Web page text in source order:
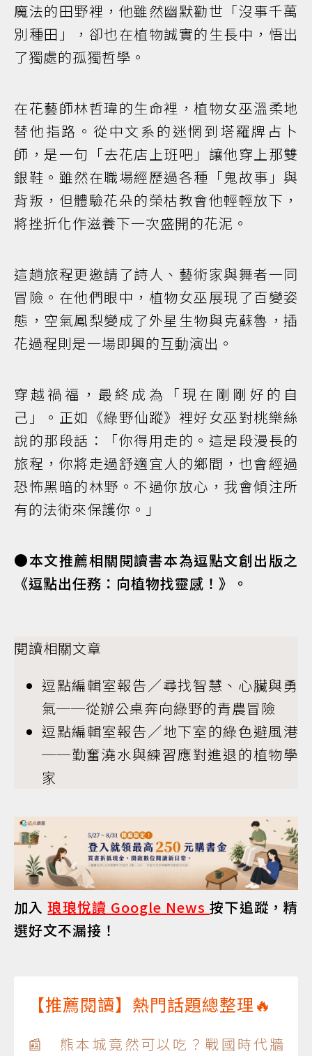
魔法的田野裡，他雖然幽默勸世「沒事千萬
別種田」，卻也在植物誠實的生長中，悟出
了獨處的孤獨哲學。
在花藝師林哲瑋的生命裡，植物女巫溫柔地
替他指路。從中文系的迷惘到塔羅牌占卜
師，是一句「去花店上班吧」讓他穿上那雙
銀鞋。雖然在職場經歷過各種「鬼故事」與
背叛，但體驗花朵的榮枯教會他輕輕放下，
將挫折化作滋養下一次盛開的花泥。
這趟旅程更邀請了詩人、藝術家與舞者一同
冒險。在他們眼中，植物女巫展現了百變姿
態，空氣鳳梨變成了外星生物與克蘇魯，插
花過程則是一場即興的互動演出。
穿越禍福，最終成為「現在剛剛好的自
己」。正如《綠野仙蹤》裡好女巫對桃樂絲
說的那段話：「你得用走的。這是段漫長的
旅程，你將走過舒適宜人的鄉間，也會經過
恐怖黑暗的林野。不過你放心，我會傾注所
有的法術來保護你。」
●本文推薦相關閱讀書本為逗點文創出版之
《逗點出任務：向植物找靈感！》。
閱讀相關文章
逗點編輯室報告／尋找智慧、心臟與勇
氣──從辦公桌奔向綠野的青農冒險
逗點編輯室報告／地下室的綠色避風港
──勤奮澆水與練習應對進退的植物學
家
加入琅琅悅讀 Google News按下追蹤，精
選好文不漏接！
【推薦閱讀】熱門話題總整理🔥
📰 熊本城竟然可以吃？戰國時代牆